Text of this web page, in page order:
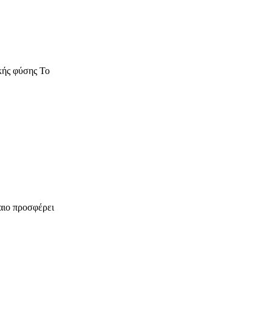
φύσης Το
προσφέρει